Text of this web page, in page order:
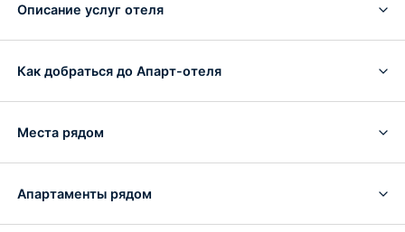
Описание услуг отеля
Как добраться до Апарт-отеля
Места рядом
Апартаменты рядом